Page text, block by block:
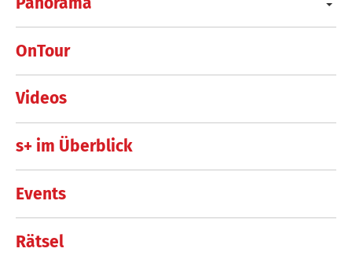
OnTour
Videos
s+ im Überblick
Events
Rätsel